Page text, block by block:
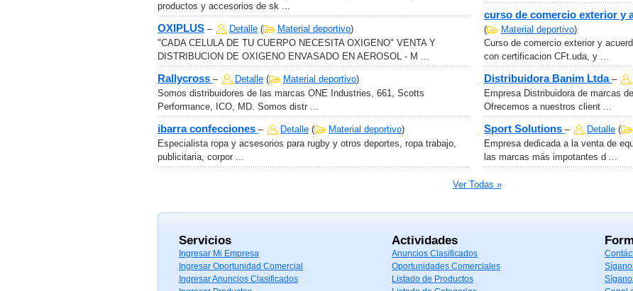
productos y accesorios de sk ...
OXIPLUS – Detalle ( Material deportivo)
"CADA CELULA DE TU CUERPO NECESITA OXIGENO" VENTA Y
DISTRIBUCION DE OXIGENO ENVASADO EN AEROSOL - M ...
Rallycross – Detalle ( Material deportivo)
Somos distribuidores de las marcas ONE Industries, 661, Scotts
Performance, ICO, MD. Somos distr ...
ibarra confecciones – Detalle ( Material deportivo)
Especialista ropa y acsesorios para rugby y otros deportes, ropa trabajo,
publicitaria, corpor ...
curso de comercio exterior y
(
Material deportivo)
Curso de comercio exterior y
con certificacion CFt.uda, y ...
Distribuidora Banim Ltda –
Empresa Distribuidora de marcas
Ofrecemos a nuestros client ...
Sport Solutions – Detalle (
Empresa dedicada a la venta de
las marcas más impotantes d ...
Ver Todas »
Servicios
Ingresar Mi Empresa
Ingresar Oportunidad Comercial
Ingresar Anuncios Clasificados
Actividades
Anuncios Clasificados
Oportunidades Comerciales
Listado de Productos